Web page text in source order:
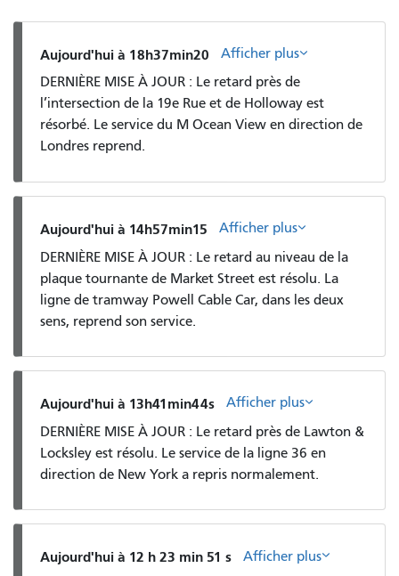
Aujourd'hui à 18h37min20
Afficher plus
DERNIÈRE MISE À JOUR : Le retard près de
l’intersection de la 19e Rue et de Holloway est
résorbé. Le service du M Ocean View en direction de
Londres reprend.
Aujourd'hui à 14h57min15
Afficher plus
DERNIÈRE MISE À JOUR : Le retard au niveau de la
plaque tournante de Market Street est résolu. La
ligne de tramway Powell Cable Car, dans les deux
sens, reprend son service.
Aujourd'hui à 13h41min44s
Afficher plus
DERNIÈRE MISE À JOUR : Le retard près de Lawton &
Locksley est résolu. Le service de la ligne 36 en
direction de New York a repris normalement.
Aujourd'hui à 12 h 23 min 51 s
Afficher plus